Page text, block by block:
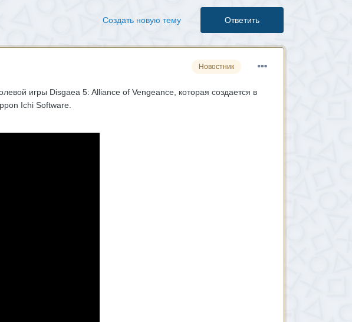
Ответить
Создать новую тему
Новостник
игры Disgaea 5: Alliance of Vengeance, которая создается в
Ichi Software.